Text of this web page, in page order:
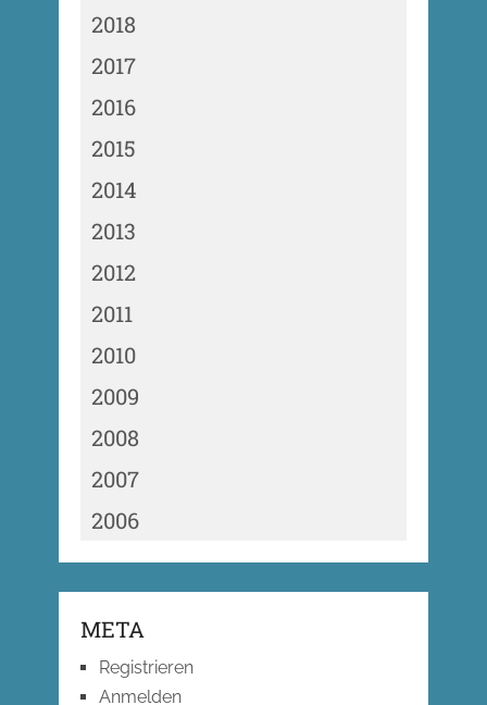
2018
2017
2016
2015
2014
2013
2012
2011
2010
2009
2008
2007
2006
META
Registrieren
Anmelden